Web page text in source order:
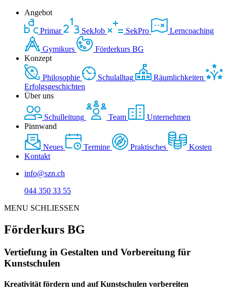
Angebot
Primar SekJob SekPro Lerncoaching
Gymikurs
Förderkurs BG
Konzept
Philosophie Schulalltag
Räumlichkeiten
Erfolgsgeschichten
Über uns
Schulleitung Team
Unternehmen
Pinnwand
Neues Termine Praktisches
Kosten
Kontakt
info@szn.ch
044 350 33 55
MENU SCHLIESSEN
Förderkurs BG
Vertiefung in Gestalten und Vorbereitung für
Kunstschulen
Kreativität fördern und auf Kunstschulen vorbereiten